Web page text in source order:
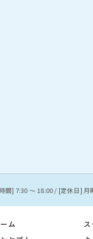
間] 7:30 〜 18:00 / [定休日] 月
ム